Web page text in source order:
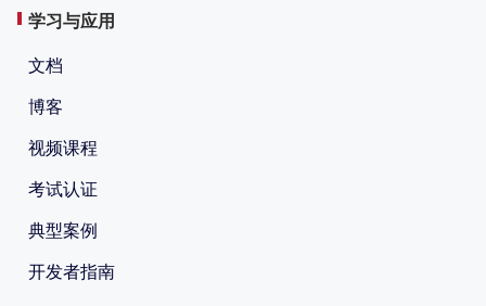
学习与应用
文档
博客
视频课程
考试认证
典型案例
开发者指南